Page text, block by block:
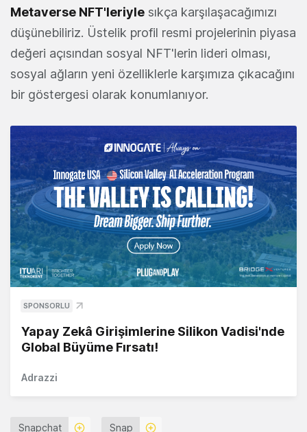
Metaverse NFT'leriyle sıkça karşılaşacağımızı
düşünebiliriz. Üstelik profil resmi projelerinin piyasa
değeri açısından sosyal NFT'lerin lideri olması,
sosyal ağların yeni özelliklerle karşımıza çıkacağını
bir göstergesi olarak konumlanıyor.
SPONSORLU
Yapay Zekâ Girişimlerine Silikon Vadisi'nde
Global Büyüme Fırsatı!
Adrazzi
Snapchat Snap